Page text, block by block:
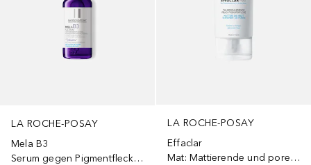
LA ROCHE-POSAY
Mela B3
Serum gegen Pigmentflecken
LA ROCHE-POSAY
Effaclar
Mat: Mattierende und porenverfeinernde Feuchtigkeitspflege für fettige, unreine und zu Akne neigende Haut